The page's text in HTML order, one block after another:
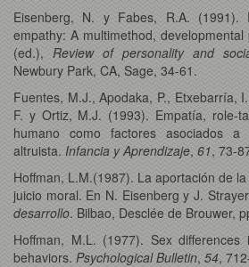
Eisenberg, N. y Fabes, R.A. (1991).
empathy: A multimethod,
(ed.), Review of personality and
Newbury Park, CA, Sage, 34-61.
Fuentes, M.J., Apodaka, P., Etxebarría,
F. y Ortiz, M.J. (1993). Empatía, role-
humano como factores asociados a
altruista. Infancia y Aprendizaje, 61, 73-
Hoffman, L.M.(1987). La aportación de
juicio moral. En N. Eisenberg y J.
desarrollo. Bilbao, Desclée de Brouwer,
Hoffman, M.L. (1977). Sex
behaviors. Psychological Bulletin, 54,